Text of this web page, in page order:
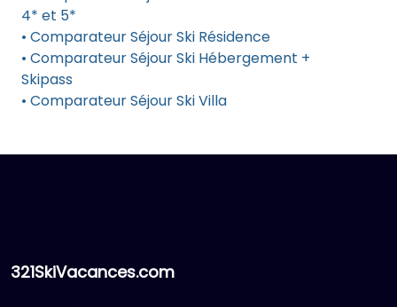
4* et 5*
• Comparateur Séjour Ski Résidence
• Comparateur Séjour Ski Hébergement +
Skipass
• Comparateur Séjour Ski Villa
321SkiVacances.com